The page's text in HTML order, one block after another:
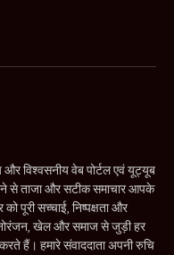
विश्वसनीय वेब पोर्टल एवं यूट्यूब
से ताजा और सटीक समाचार आपके
पूरी सच्चाई, निष्पक्षता और
मनोरंजन, खेल और समाज से जुड़ी हर
हैं। हमारे संवाददाता अपनी रुचि